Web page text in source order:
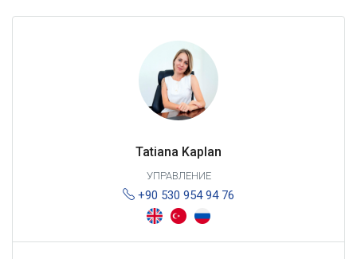
Tatiana Kaplan
УПРАВЛЕНИЕ
+90 530 954 94 76